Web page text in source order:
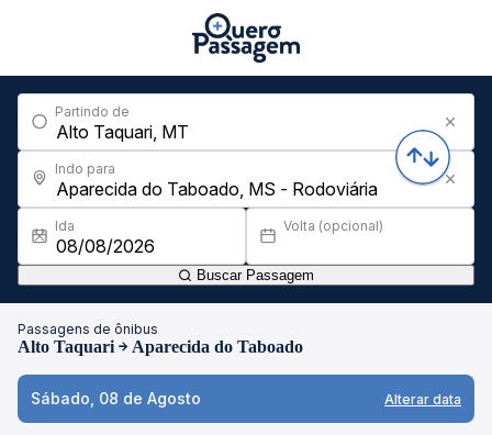
Partindo de
Indo para
Ida Volta (opcional)
Buscar Passagem
Passagens de ônibus
Alto Taquari Aparecida do Taboado
Sábado, 08 de Agosto Alterar data